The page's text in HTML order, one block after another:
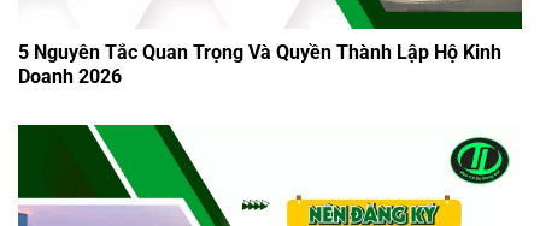
5 Nguyên Tắc Quan Trọng Và Quyền Thành Lập Hộ Kinh
Doanh 2026